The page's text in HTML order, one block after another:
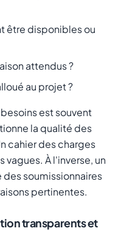
être disponibles ou
attendus ?
au projet ?
est souvent
la qualité des
cahier des charges
À l'inverse, un
soumissionnaires
pertinentes.
transparents et